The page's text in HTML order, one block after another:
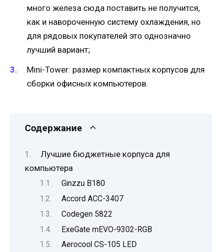
много железа сюда поставить не получится,
как и навороченную систему охлаждения, но
для рядовых покупателей это однозначно
лучший вариант;
Mini-Tower: размер компактных корпусов для
сборки офисных компьютеров.
Содержание
Лучшие бюджетные корпуса для
компьютера
Ginzzu B180
Accord ACC-3407
Codegen 5822
ExeGate mEVO-9302-RGB
Aerocool CS-105 LED